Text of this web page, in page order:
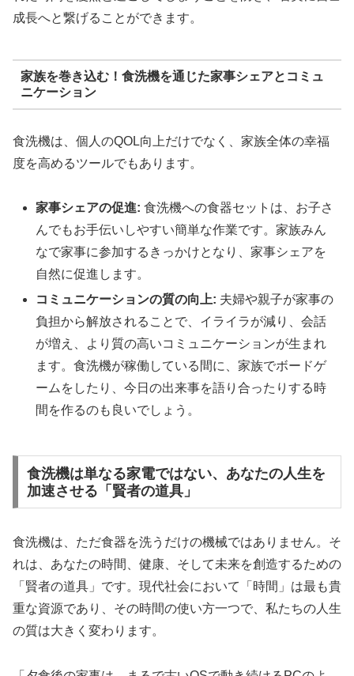
成長へと繋げることができます。
家族を巻き込む！食洗機を通じた家事シェアとコミュ
ニケーション
食洗機は、個人のQOL向上だけでなく、家族全体の幸福
度を高めるツールでもあります。
家事シェアの促進: 食洗機への食器セットは、お子さ
んでもお手伝いしやすい簡単な作業です。家族みん
なで家事に参加するきっかけとなり、家事シェアを
自然に促進します。
コミュニケーションの質の向上: 夫婦や親子が家事の
負担から解放されることで、イライラが減り、会話
が増え、より質の高いコミュニケーションが生まれ
ます。食洗機が稼働している間に、家族でボードゲ
ームをしたり、今日の出来事を語り合ったりする時
間を作るのも良いでしょう。
食洗機は単なる家電ではない、あなたの人生を
加速させる「賢者の道具」
食洗機は、ただ食器を洗うだけの機械ではありません。そ
れは、あなたの時間、健康、そして未来を創造するための
「賢者の道具」です。現代社会において「時間」は最も貴
重な資源であり、その時間の使い方一つで、私たちの人生
の質は大きく変わります。